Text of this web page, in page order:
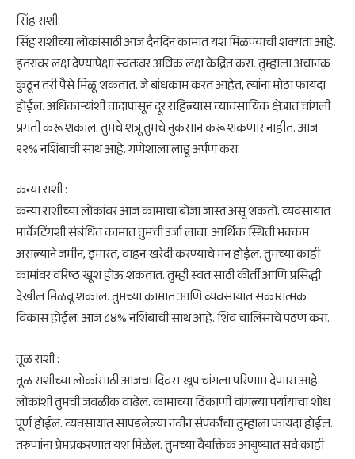
​सिंह राशी:
सिंह राशीच्या लोकांसाठी आज दैनंदिन कामात यश मिळण्याची शक्यता आहे.
इतरांवर लक्ष देण्यापेक्षा स्वतःवर अधिक लक्ष केंद्रित करा. तुम्हाला अचानक
कुठून तरी पैसे मिळू शकतात. जे बांधकाम करत आहेत, त्यांना मोठा फायदा
होईल. अधिकार्‍यांशी वादापासून दूर राहिल्यास व्यावसायिक क्षेत्रात चांगली
प्रगती करू शकाल. तुमचे शत्रू तुमचे नुकसान करू शकणार नाहीत. आज
९२% नशिबाची साथ आहे. गणेशाला लाडू अर्पण करा.
​कन्या राशी :
कन्या राशीच्या लोकांवर आज कामाचा बोजा जास्त असू शकतो. व्यवसायात
मार्केटिंगशी संबंधित कामात तुमची उर्जा लावा. आर्थिक स्थिती भक्कम
असल्याने जमीन, इमारत, वाहन खरेदी करण्याचे मन होईल. तुमच्या काही
कामांवर वरिष्ठ खूश होऊ शकतात. तुम्ही स्वत:साठी कीर्ती आणि प्रसिद्धी
देखील मिळवू शकाल. तुमच्या कामात आणि व्यवसायात सकारात्मक
विकास होईल. आज ८४% नशिबाची साथ आहे. शिव चालिसाचे पठण करा.
​तूळ राशी :
तूळ राशीच्या लोकांसाठी आजचा दिवस खूप चांगला परिणाम देणारा आहे.
लोकांशी तुमची जवळीक वाढेल. कामाच्या ठिकाणी चांगल्या पर्यायाचा शोध
पूर्ण होईल. व्यवसायात सापडलेल्या नवीन संपर्कांचा तुम्हाला फायदा होईल.
तरुणांना प्रेमप्रकरणात यश मिळेल. तुमच्या वैयक्तिक आयुष्यात सर्व काही